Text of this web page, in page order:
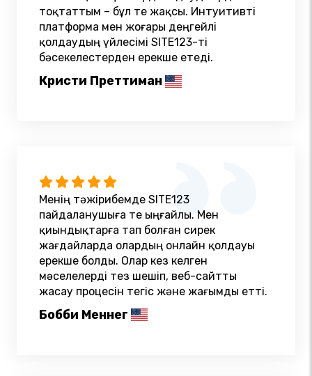
тоқтаттым – бұл өте жақсы. Интуитивті
платформа мен жоғары деңгейлі
қолдаудың үйлесімі SITE123-ті
бәсекелестерден ерекше етеді.
Кристи Преттиман
Менің тәжірибемде SITE123
пайдаланушыға өте ыңғайлы. Мен
қиындықтарға тап болған сирек
жағдайларда олардың онлайн қолдауы
ерекше болды. Олар кез келген
мәселелерді тез шешіп, веб-сайтты
жасау процесін тегіс және жағымды етті.
Бобби Меннег